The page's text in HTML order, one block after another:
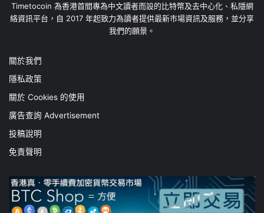
Timetocoin 為香港首間專為中文讀者而設的比特幣及去中心化、私隱網
絡資訊平台，自 2017 年起致力為讀者提供最新市場資訊及服務，並分享
我們的願景。
關於我們
隱私政策
關於 Cookies 的使用
廣告查詢 Advertisement
投稿說明
免責聲明